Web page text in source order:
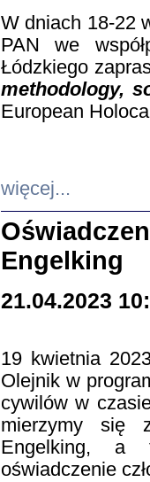
W dniach 18-22
PAN we
Łódzkiego
methodology,
European
więcej...
Engelking
21.04.2023
19 kwietnia
Olejnik w
cywilów w
mierzymy się
Engelking, a
oświadczenie